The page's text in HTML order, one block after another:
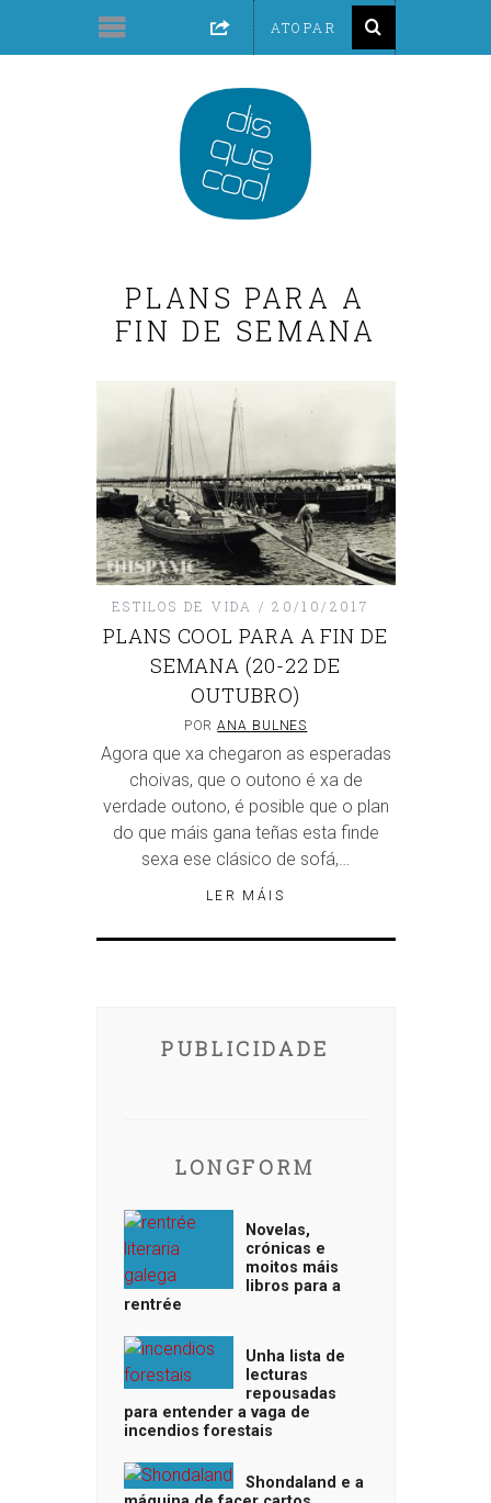
PLANS PARA A
FIN DE SEMANA
ESTILOS DE VIDA 20/10/2017
PLANS COOL PARA A FIN DE
SEMANA (20-22 DE
OUTUBRO)
PORANA BULNES
Agora que xa chegaron as esperadas
choivas, que o outono é xa de
verdade outono, é posible que o plan
do que máis gana teñas esta finde
sexa ese clásico de sofá,…
LER MÁIS
PUBLICIDADE
LONGFORM
Novelas,
crónicas e
moitos máis
libros para a
rentrée
Unha lista de
lecturas
repousadas
para entender a vaga de
incendios forestais
Shondaland e a